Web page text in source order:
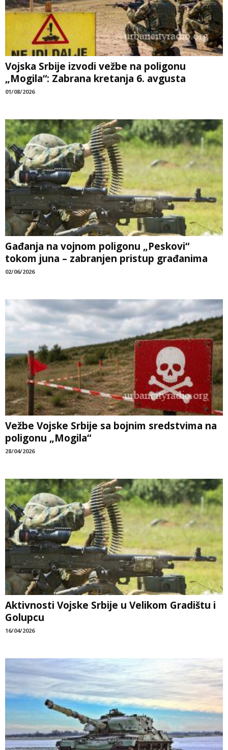
Vojska Srbije izvodi vežbe na poligonu
„Mogila“: Zabrana kretanja 6. avgusta
01/08/2026
Gađanja na vojnom poligonu „Peskovi“
tokom juna – zabranjen pristup građanima
02/06/2026
Vežbe Vojske Srbije sa bojnim sredstvima na
poligonu „Mogila“
28/04/2026
Aktivnosti Vojske Srbije u Velikom Gradištu i
Golupcu
16/04/2026